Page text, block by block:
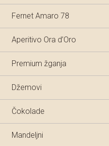
Fernet Amaro 78
Aperitivo Ora d’Oro
Premium žganja
Džemovi
Čokolade
Mandeljni